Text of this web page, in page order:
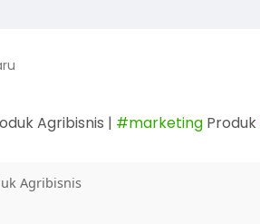
Agribisnis | #marketing Produk